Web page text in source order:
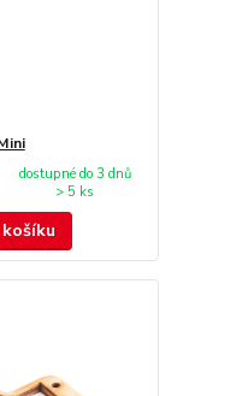
dostupné do 3 dnů
> 5 ks